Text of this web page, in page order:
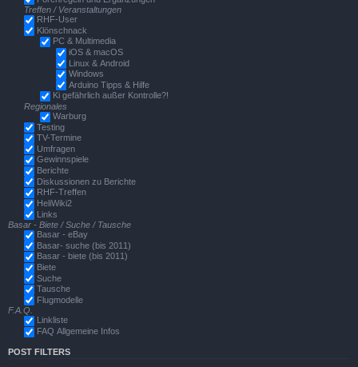
Treffen / Veranstaltungen
RHF-User
Klönschnack
PC & Multimedia
iOS & macOS
Linux & Android
Windows
Arduino Tipps & Hilfe
Ki gefährlich außer Kontrolle?!
Regionales
Warburg
Testing
TV-Termine
Umfragen
Gewinnspiele
Berichte
Diskussionen zu Berichte
RHF-Treffen
HeliWiki2
Links
Basar - Biete / Suche / Tausche
Basar - eBay
Basar- suche (bis 2011)
Basar - biete (bis 2011)
Biete
Suche
Tausche
Flugmodelle
F.A.Q.
Linkliste
FAQ Allgemeine Infos
POST FILTERS